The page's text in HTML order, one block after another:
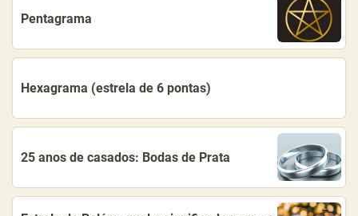
Pentagrama
Hexagrama (estrela de 6 pontas)
25 anos de casados: Bodas de Prata